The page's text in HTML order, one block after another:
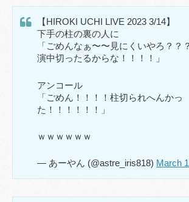
【HIROKI UCHI LIVE 2023 3/14】
下手の柱の裏の人に
「ごめんなぁ〜〜見にくいやろ？？
演中切ったるからな！！！！」
アンコール
「ごめん！！！！柱切られへんかっ
た！！！！！！」
ｗｗｗｗｗｗ
— あーやん (@astre_iris818) March